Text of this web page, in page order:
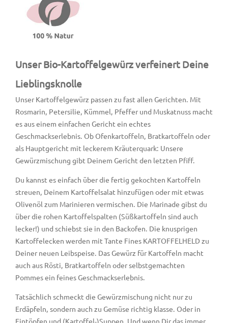
Unser Bio-Kartoffelgewürz verfeinert Deine
Lieblingsknolle
Unser Kartoffelgewürz passen zu fast allen Gerichten. Mit
Rosmarin, Petersilie, Kümmel, Pfeffer und Muskatnuss macht
es aus einem einfachen Gericht ein echtes
Geschmackserlebnis. Ob Ofenkartoffeln, Bratkartoffeln oder
als Hauptgericht mit leckerem Kräuterquark: Unsere
Gewürzmischung gibt Deinem Gericht den letzten Pfiff.
Du kannst es einfach über die fertig gekochten Kartoffeln
streuen, Deinem Kartoffelsalat hinzufügen oder mit etwas
Olivenöl zum Marinieren vermischen. Die Marinade gibst du
über die rohen Kartoffelspalten (Süßkartoffeln sind auch
lecker!) und schiebst sie in den Backofen. Die knusprigen
Kartoffelecken werden mit Tante Fines KARTOFFELHELD zu
Deiner neuen Leibspeise. Das Gewürz für Kartoffeln macht
auch aus Rösti, Bratkartoffeln oder selbstgemachten
Pommes ein feines Geschmackserlebnis.
Tatsächlich schmeckt die Gewürzmischung nicht nur zu
Erdäpfeln, sondern auch zu Gemüse richtig klasse. Oder in
Eintöpfen und (Kartoffel-)Suppen. Und wenn Dir das immer